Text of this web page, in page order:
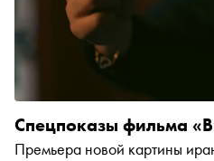
Спецпоказы фильма
Премьера новой картины